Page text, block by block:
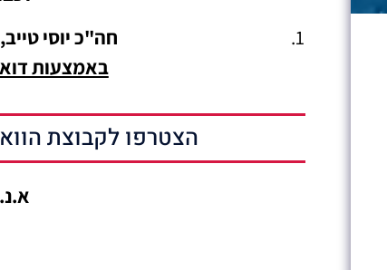
חה"כ יוסי
באמצעות
הצטרפו לקבוצת